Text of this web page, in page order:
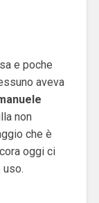
e poche
aveva
non
che è
oggi ci
uso.